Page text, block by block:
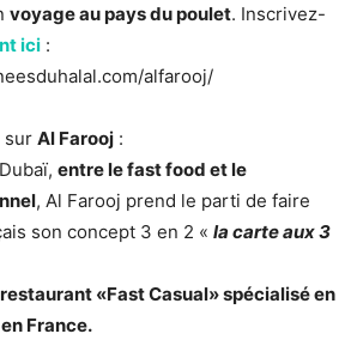
voyage au pays du poulet. Inscrivez-
ici :
alfarooj/
sur Al Farooj :
entre le fast food et le
, Al Farooj prend le parti de faire
son concept 3 en 2 « la carte aux 3
«Fast Casual» spécialisé en
France.